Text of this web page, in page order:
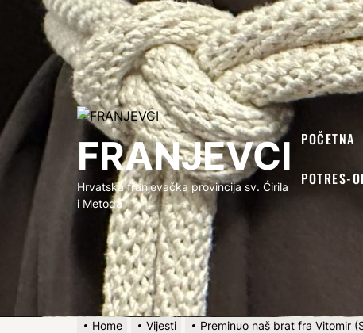
FRANJEVCI
FRANJEVCI
Hrvatska franjevačka provincija sv. Ćirila
i Metoda
POČETNA
POTRES-
Home Vijesti Preminuo naš brat fra Vitomir